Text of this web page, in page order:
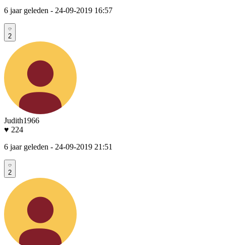
6 jaar geleden - 24-09-2019 16:57
2
Judith1966
♥ 224
6 jaar geleden - 24-09-2019 21:51
2